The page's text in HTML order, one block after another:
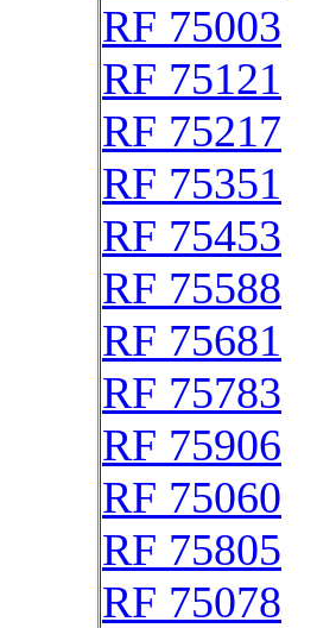
RF 75003
RF 75121
RF 75217
RF 75351
RF 75453
RF 75588
RF 75681
RF 75783
RF 75906
RF 75060
RF 75805
RF 75078